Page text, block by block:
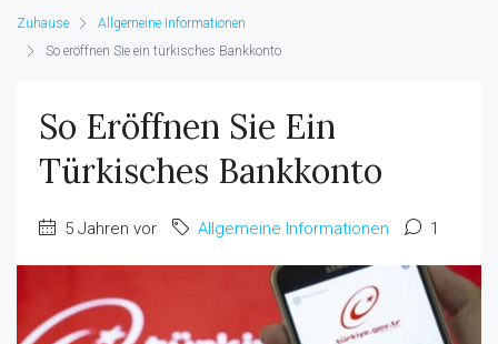
Zuhause
Allgemeine Informationen
So eröffnen Sie ein türkisches Bankkonto
So Eröffnen Sie Ein
Türkisches Bankkonto
5 Jahren vor Allgemeine Informationen 1